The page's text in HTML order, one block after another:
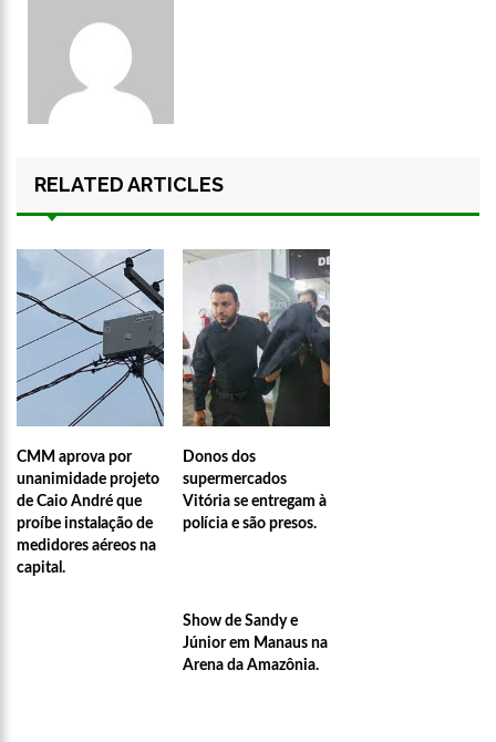
RELATED ARTICLES
CMM aprova por
unanimidade projeto
de Caio André que
proíbe instalação de
medidores aéreos na
capital.
Donos dos
supermercados
Vitória se entregam à
polícia e são presos.
Show de Sandy e
Júnior em Manaus na
Arena da Amazônia.